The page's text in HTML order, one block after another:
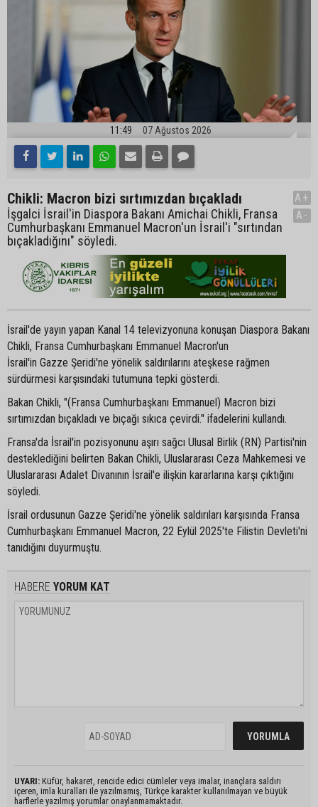
11:49 07 Ağustos 2026
Chikli: Macron bizi sırtımızdan bıçakladı
İşgalci İsrail'in Diaspora Bakanı Amichai Chikli, Fransa
Cumhurbaşkanı Emmanuel Macron'un İsrail'i "sırtından
bıçakladığını" söyledi.
A+
A-
İsrail'de yayın yapan Kanal 14 televizyonuna konuşan Diaspora Bakanı
Chikli, Fransa Cumhurbaşkanı Emmanuel Macron'un
İsrail'in Gazze Şeridi'ne yönelik saldırılarını ateşkese rağmen
sürdürmesi karşısındaki tutumuna tepki gösterdi.
Bakan Chikli, "(Fransa Cumhurbaşkanı Emmanuel) Macron bizi
sırtımızdan bıçakladı ve bıçağı sıkıca çevirdi." ifadelerini kullandı.
Fransa'da İsrail'in pozisyonunu aşırı sağcı Ulusal Birlik (RN) Partisi'nin
desteklediğini belirten Bakan Chikli, Uluslararası Ceza Mahkemesi ve
Uluslararası Adalet Divanının İsrail'e ilişkin kararlarına karşı çıktığını
söyledi.
İsrail ordusunun Gazze Şeridi'ne yönelik saldırıları karşısında Fransa
Cumhurbaşkanı Emmanuel Macron, 22 Eylül 2025'te Filistin Devleti'ni
tanıdığını duyurmuştu.
HABERE YORUM KAT
UYARI: Küfür, hakaret, rencide edici cümleler veya imalar, inançlara saldırı
içeren, imla kuralları ile yazılmamış, Türkçe karakter kullanılmayan ve büyük
harflerle yazılmış yorumlar onaylanmamaktadır.